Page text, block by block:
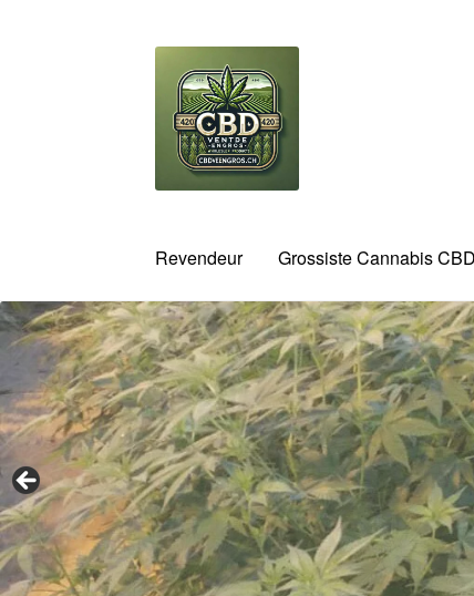
navigation
contenu
Revendeur Grossiste Cannabis CBD